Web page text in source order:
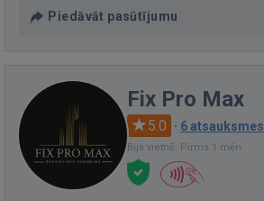
Piedāvāt pasūtījumu
Fix Pro Max
5.0 · 6 atsauksmes
Bija vietnē: Pirms 1 mēn.